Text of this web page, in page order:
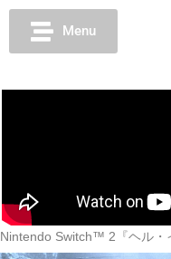
Menu
Nintendo Switch™ 2『ヘル・